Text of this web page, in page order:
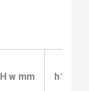
H w mm h1 w